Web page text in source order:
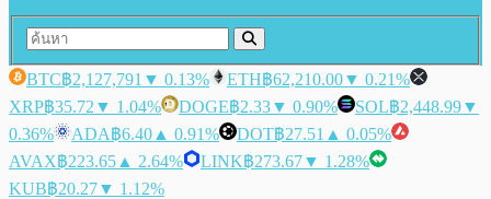
BTC฿2,127,791 ▼ 0.13% ETH฿62,210.00▼ 0.21%
XRP฿35.72 ▼ 1.04% DOGE฿2.33▼ 0.90% SOL฿2,448.99▼
0.36%
ADA฿6.40 ▲ 0.91% DOT฿27.51 ▲ 0.05%
AVAX฿223.65 ▲ 2.64% LINK฿273.67▼ 1.28%
KUB฿20.27▼ 1.12%